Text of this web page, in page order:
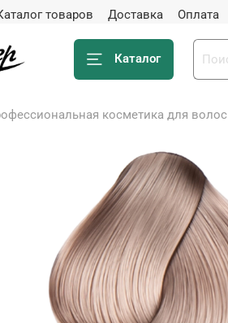
товаров Доставка Оплата
Каталог
косметика для волос